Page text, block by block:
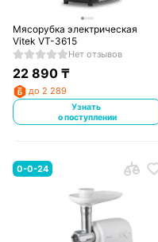
Мясорубка электрическая
Vitek VT-3615
Нет отзывов
22 890₸
до 2 289
Узнать
о поступлении
0-0-24